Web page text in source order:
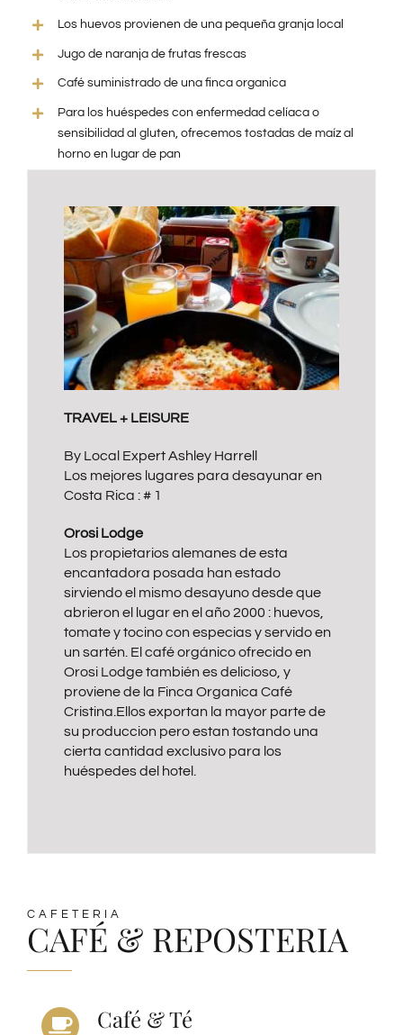
Los huevos provienen de una pequeña granja local
Jugo de naranja de frutas frescas
Café suministrado de una finca organica
Para los huéspedes con enfermedad celíaca o
sensibilidad al gluten, ofrecemos tostadas de maíz al
horno en lugar de pan
TRAVEL + LEISURE
By Local Expert Ashley Harrell
Los mejores lugares para desayunar en
Costa Rica : # 1
Orosi Lodge
Los propietarios alemanes de esta
encantadora posada han estado
sirviendo el mismo desayuno desde que
abrieron el lugar en el año 2000 : huevos,
tomate y tocino con especias y servido en
un sartén. El café orgánico ofrecido en
Orosi Lodge también es delicioso, y
proviene de la Finca Organica Café
Cristina.Ellos exportan la mayor parte de
su produccion pero estan tostando una
cierta cantidad exclusivo para los
huéspedes del hotel.
CAFETERIA
CAFÉ & REPOSTERIA
Café & Té